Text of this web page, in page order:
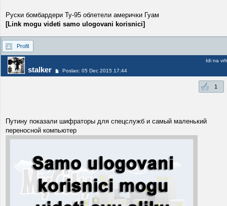
Руски бомбардери Ту-95 облетели амерички Гуам
[Link mogu videti samo ulogovani korisnici]
Profil
stalker Poslao: 05 Dec 2015 17:44
Idi na vrh
1
Путину показали шифраторы для спецслужб и самый маленький
переносной компьютер